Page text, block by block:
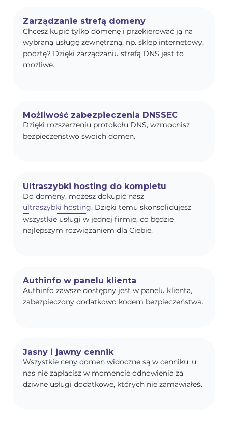
Zarządzanie strefą domeny
Chcesz kupić tylko domenę i przekierować ją na
wybraną usługę zewnętrzną, np. sklep internetowy,
pocztę? Dzięki zarządzaniu strefą DNS jest to
możliwe.
Możliwość zabezpieczenia DNSSEC
Dzięki rozszerzeniu protokołu DNS, wzmocnisz
bezpieczeństwo swoich domen.
Ultraszybki hosting do kompletu
Do domeny, możesz dokupić nasz
ultraszybki hosting. Dzięki temu skonsolidujesz
wszystkie usługi w jednej firmie, co będzie
najlepszym rozwiązaniem dla Ciebie.
Authinfo w panelu klienta
Authinfo zawsze dostępny jest w panelu klienta,
zabezpieczony dodatkowo kodem bezpieczeństwa.
Jasny i jawny cennik
Wszystkie ceny domen widoczne są w cenniku, u
nas nie zapłacisz w momencie odnowienia za
dziwne usługi dodatkowe, których nie zamawiałeś.